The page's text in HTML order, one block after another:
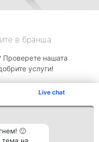
Live chat
🙂
в бранша.
Проверете нашата
услуги!